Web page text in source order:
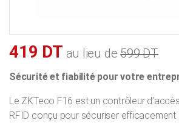
419 DT au lieu de599 DT
Sécurité et fiabilité pour votre
Le ZKTeco F16 est un contrôleur
RFID conçu pour sécuriser